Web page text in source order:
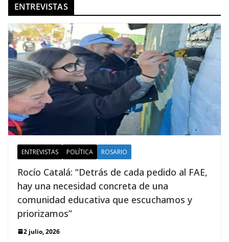
ENTREVISTAS
ENTREVISTAS POLÍTICA ROSARIO
Rocío Catalá: “Detrás de cada pedido al FAE,
hay una necesidad concreta de una
comunidad educativa que escuchamos y
priorizamos”
2 julio, 2026